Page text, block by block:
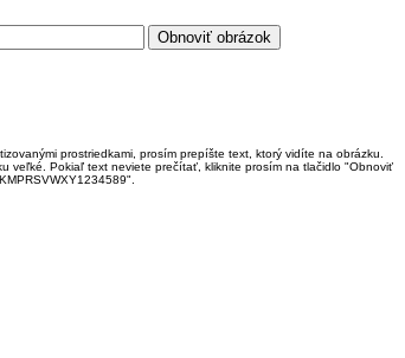
prostriedkami, prosím prepíšte text, ktorý vidíte na obrázku.
veľké. Pokiaľ text neviete prečítať, kliknite prosím na tlačidlo "Obnoviť